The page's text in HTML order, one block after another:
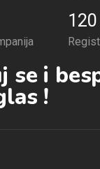
120
se i
!